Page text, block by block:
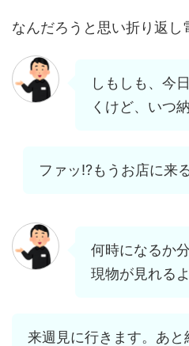
なんだろうと思い折り返し
しもしも、今
くけど、いつ
ファッ⁉もうお店に来
何時になるか
現物が見れるよ
来週見に行きます。あと